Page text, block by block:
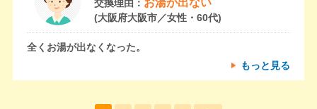
交換理由：
(大阪府大阪市／女性・60代)
全くお湯が出なくなった。
もっと見る